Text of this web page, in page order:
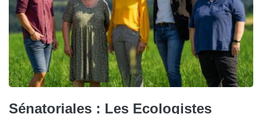
Sénatoriales : Les Ecologistes